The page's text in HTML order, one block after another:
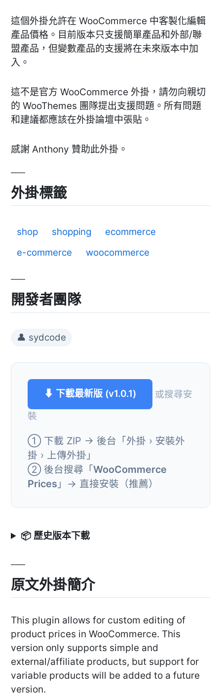
這個外掛允許在 WooCommerce 中客製化編輯
產品價格。目前版本只支援簡單產品和外部/聯
盟產品，但變數產品的支援將在未來版本中加
入。
這不是官方 WooCommerce 外掛，請勿向親切
的 WooThemes 團隊提出支援問題。所有問題
和建議都應該在外掛論壇中張貼。
感謝 Anthony 贊助此外掛。
外掛標籤
shop shopping
ecommerce
e-commerce
woocommerce
開發者團隊
👤 sydcode
⬇ 下載最新版 (v1.0.1)
或搜尋安
裝
① 下載 ZIP → 後台「外掛 › 安裝外
掛 › 上傳外掛」
② 後台搜尋「WooCommerce
Prices 」→ 直接安裝（推薦）
📦 歷史版本下載
原文外掛簡介
This plugin allows for custom editing of
product prices in WooCommerce. This
version only supports simple and
external/affiliate products, but support for
variable products will be added to a future
version.